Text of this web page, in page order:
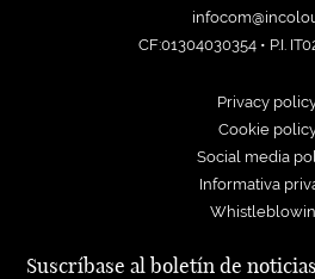
CF:01304030354 • P.I.
Privacy
Cookie
Social media
Informativa
Suscríbase al boletín de noticias